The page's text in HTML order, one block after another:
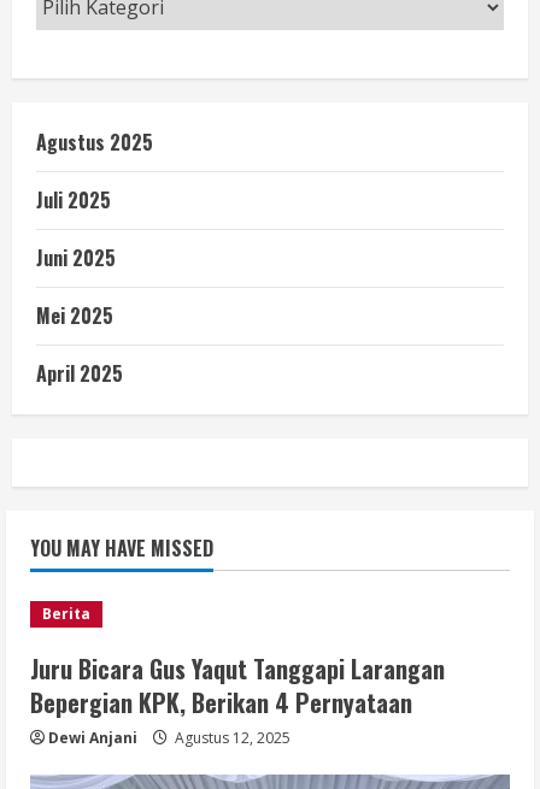
Agustus 2025
Juli 2025
Juni 2025
Mei 2025
April 2025
YOU MAY HAVE MISSED
Berita
Juru Bicara Gus Yaqut Tanggapi Larangan
Bepergian KPK, Berikan 4 Pernyataan
Dewi Anjani Agustus 12, 2025